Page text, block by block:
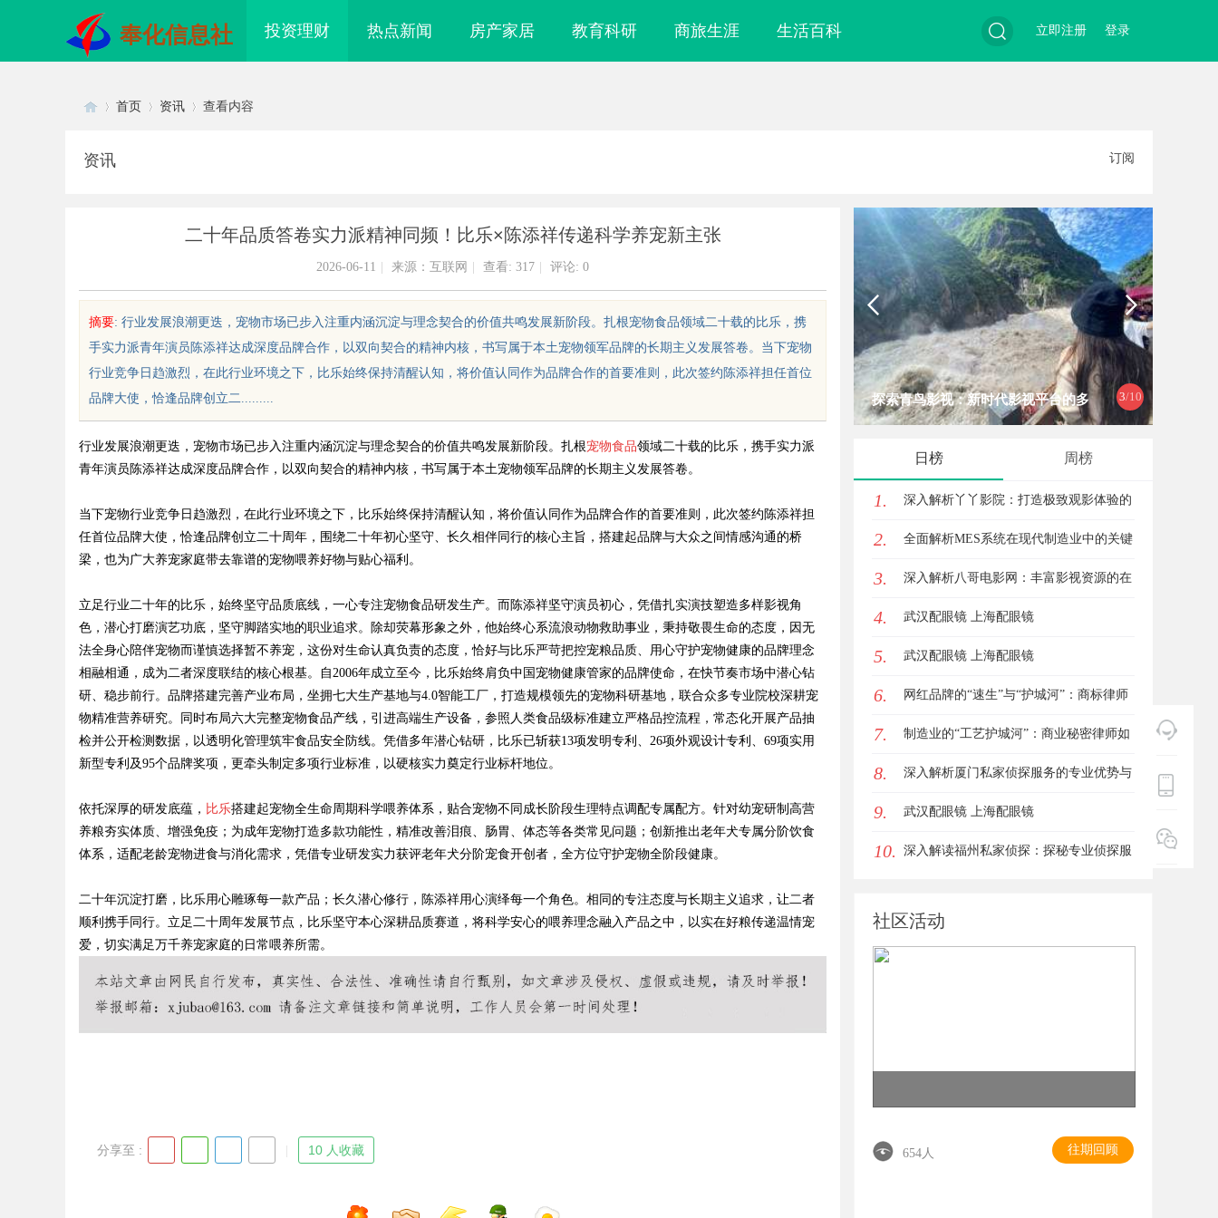
奉化信息社 投资理财 热点新闻 房产家居 教育科研 商旅生涯 生活百科
索
登录
立即注册
sc
uz
!
Bo
首页 资讯 查看内容
资讯 订阅
二十年品质答卷实力派精神同频！比乐×陈添祥传递科学养宠新主张
2026-06-11 来源：互联网 查看: 317 评论: 0
摘要: 行业发展浪潮更迭，宠物市场已步入注重内涵沉淀与理念契合的价值共鸣发展新阶段。扎根宠物食品领域二十载的比乐，携
手实力派青年演员陈添祥达成深度品牌合作，以双向契合的精神内核，书写属于本土宠物领军品牌的长期主义发展答卷。当下宠物
行业竞争日趋激烈，在此行业环境之下，比乐始终保持清醒认知，将价值认同作为品牌合作的首要准则，此次签约陈添祥担任首位
品牌大使，恰逢品牌创立二.........
行业发展浪潮更迭，宠物市场已步入注重内涵沉淀与理念契合的价值共鸣发展新阶段。扎根宠物食品领域二十载的比乐，携手实力派
青年演员陈添祥达成深度品牌合作，以双向契合的精神内核，书写属于本土宠物领军品牌的长期主义发展答卷。
当下宠物行业竞争日趋激烈，在此行业环境之下，比乐始终保持清醒认知，将价值认同作为品牌合作的首要准则，此次签约陈添祥担
任首位品牌大使，恰逢品牌创立二十周年，围绕二十年初心坚守、长久相伴同行的核心主旨，搭建起品牌与大众之间情感沟通的桥
梁，也为广大养宠家庭带去靠谱的宠物喂养好物与贴心福利。
立足行业二十年的比乐，始终坚守品质底线，一心专注宠物食品研发生产。而陈添祥坚守演员初心，凭借扎实演技塑造多样影视角
色，潜心打磨演艺功底，坚守脚踏实地的职业追求。除却荧幕形象之外，他始终心系流浪动物救助事业，秉持敬畏生命的态度，因无
法全身心陪伴宠物而谨慎选择暂不养宠，这份对生命认真负责的态度，恰好与比乐严苛把控宠粮品质、用心守护宠物健康的品牌理念
相融相通，成为二者深度联结的核心根基。自2006年成立至今，比乐始终肩负中国宠物健康管家的品牌使命，在快节奏市场中潜心钻
研、稳步前行。品牌搭建完善产业布局，坐拥七大生产基地与4.0智能工厂，打造规模领先的宠物科研基地，联合众多专业院校深耕宠
物精准营养研究。同时布局六大完整宠物食品产线，引进高端生产设备，参照人类食品级标准建立严格品控流程，常态化开展产品抽
检并公开检测数据，以透明化管理筑牢食品安全防线。凭借多年潜心钻研，比乐已斩获13项发明专利、26项外观设计专利、69项实用
新型专利及95个品牌奖项，更牵头制定多项行业标准，以硬核实力奠定行业标杆地位。
依托深厚的研发底蕴， 比乐搭建起宠物全生命周期科学喂养体系，贴合宠物不同成长阶段生理特点调配专属配方。针对幼宠研制高营
养粮夯实体质、增强免疫；为成年宠物打造多款功能性，精准改善泪痕、肠胃、体态等各类常见问题；创新推出老年犬专属分阶饮食
体系，适配老龄宠物进食与消化需求，凭借专业研发实力获评老年犬分阶宠食开创者，全方位守护宠物全阶段健康。
二十年沉淀打磨，比乐用心雕琢每一款产品；长久潜心修行，陈添祥用心演绎每一个角色。相同的专注态度与长期主义追求，让二者
顺利携手同行。立足二十周年发展节点，比乐坚守本心深耕品质赛道，将科学安心的喂养理念融入产品之中，以实在好粮传递温情宠
爱，切实满足万千养宠家庭的日常喂养所需。
分享至 : 10 人收藏
4/10
影院：未来电影观影体验的创新
风潮的多元化平台 元化发展与未来趋势
武汉配眼镜 上海配眼镜
日榜 周榜
1. 深入解析丫丫影院：打造极致观影体验的
在线平台
2. 全面解析MES系统在现代制造业中的关键
作用与应用前景
3. 深入解析八哥电影网：丰富影视资源的在
线宝库
4. 武汉配眼镜 上海配眼镜
5. 武汉配眼镜 上海配眼镜
6. 网红品牌的“速生”与“护城河”：商标律师
如何破解流量变现的知产焦虑
7. 制造业的“工艺护城河”：商业秘密律师如
何守住车间里的“Know-how”
8. 深入解析厦门私家侦探服务的专业优势与
实际应用
9. 武汉配眼镜 上海配眼镜
10. 深入解读福州私家侦探：探秘专业侦探服
社区活动
654人 往期回顾